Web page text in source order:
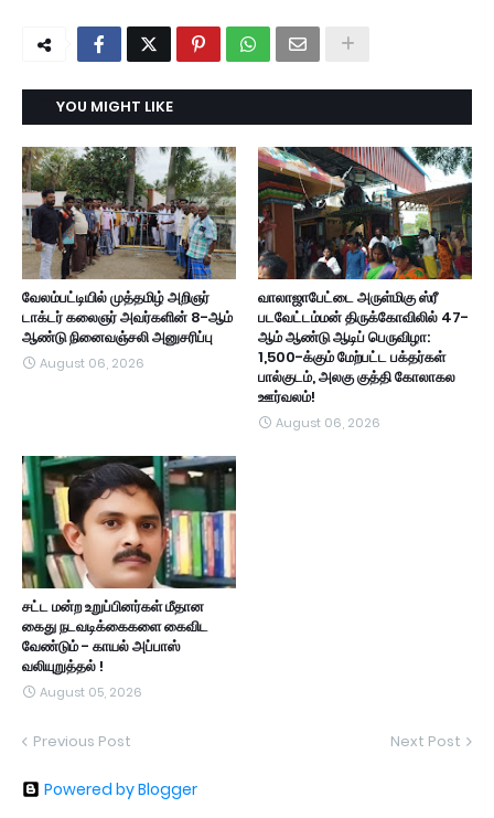
YOU MIGHT LIKE
வேலம்பட்டியில் முத்தமிழ் அறிஞர்
டாக்டர் கலைஞர் அவர்களின் 8-ஆம்
ஆண்டு நினைவஞ்சலி அனுசரிப்பு
August 06, 2026
வாலாஜாபேட்டை அருள்மிகு ஸ்ரீ
படவேட்டம்மன் திருக்கோவிலில் 47-
ஆம் ஆண்டு ஆடிப் பெருவிழா:
1,500-க்கும் மேற்பட்ட பக்தர்கள்
பால்குடம், அலகு குத்தி கோலாகல
ஊர்வலம்!
August 06, 2026
சட்ட மன்ற உறுப்பினர்கள் மீதான
கைது நடவடிக்கைகளை கைவிட
வேண்டும் - காயல் அப்பாஸ்
வலியுறுத்தல் !
August 05, 2026
Previous Post Next Post
Powered by Blogger